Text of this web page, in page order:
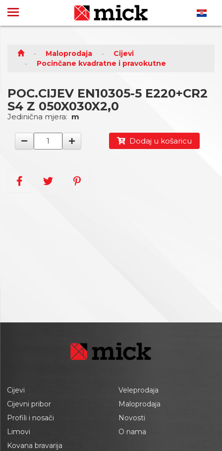
Maloprodaja
Cijevi
Pocinčane kvadratne i pravokutne
POC.CIJEV EN10305-5 E220+CR2
S4 Z 050X030X2,0
Jedinična mjera: m
Dodaj u košaricu
Cijevi
Cijevni pribor
Profili i nosači
Limovi
Kovana bravarija
Veleprodaja
Maloprodaja
Novosti
O nama